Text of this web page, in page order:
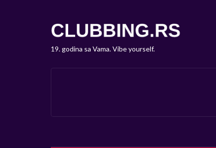
19. godina sa Vama. Vibe yourself.